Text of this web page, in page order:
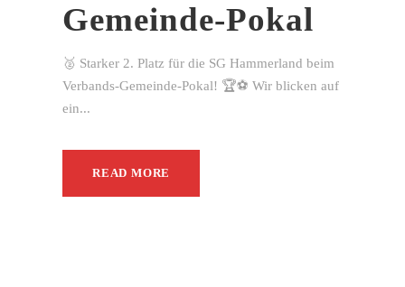
Gemeinde-Pokal
🥈 Starker 2. Platz für die SG Hammerland beim
Verbands-Gemeinde-Pokal! 🏆⚽ Wir blicken auf
ein...
READ MORE